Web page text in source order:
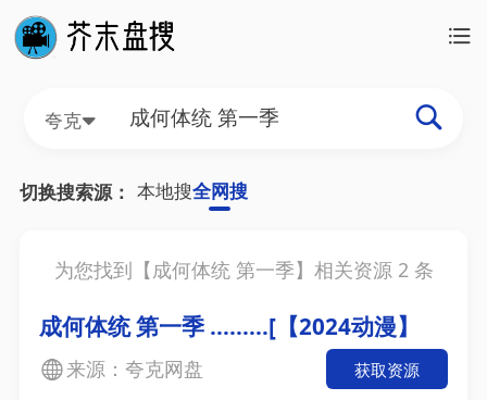
夸克
切换搜索源： 本地搜全网搜
为您找到【成何体统 第一季】相关资源2 条
成何体统 第一季 .........[【2024动漫】
来源：夸克网盘 获取资源